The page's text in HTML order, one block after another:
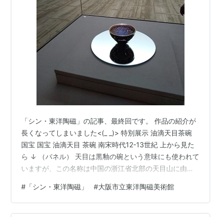
「シン・東洋陶磁」の記事、最終回です。 作品の紹介が
長くなってしまいました<(_ _)> 特別展示 油滴天目茶碗
国宝 国宝 油滴天目 茶碗 南宋時代12-13世紀 上から見た
ら ↓ （パネル） 天目は黒釉の碗という意味にも使われて
いますが、この名称は中国の浙江省北部の天目山に由来
にある建窯で焼かれたもので「建盞（けんさん）」とよ
ばれています。 （大阪市立東洋陶磁美術館ホームページ
# 「シン・東洋陶磁」 #大阪市立東洋陶磁美術館